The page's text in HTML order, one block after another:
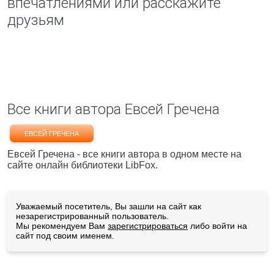
друзьям
Все книги автора Евсей Гречена
ЕВСЕЙ ГРЕЧЕНА
Евсей Гречена - все книги автора в одном месте на
сайте онлайн библиотеки LibFox.
Уважаемый посетитель, Вы зашли на сайт как
незарегистрированный пользователь.
Мы рекомендуем Вам зарегистрироваться либо войти на
сайт под своим именем.